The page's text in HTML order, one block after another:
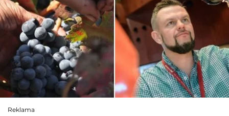
Reklama